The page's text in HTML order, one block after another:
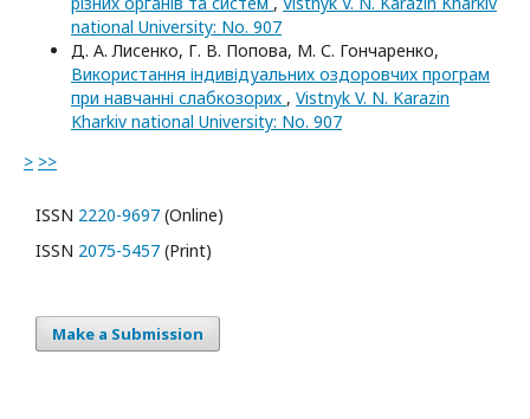
national University: No. 907
Д. А. Лисенко, Г. В. Попова, М. С. Гончаренко,
Використання індивідуальних оздоровчих програм
при навчанні слабкозорих , Vistnyk V. N. Karazin
Kharkiv national University: No. 907
> >>
ISSN 2220-9697 (Online)
ISSN 2075-5457 (Print)
Make a Submission